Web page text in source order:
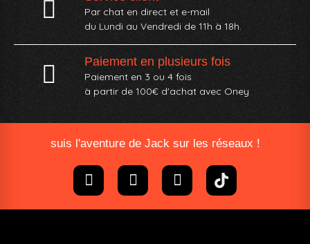
Par chat en direct et e-mail
du Lundi au Vendredi de 11h à 18h.
Paiement en plusieurs fois
Paiement en 3 ou 4 fois
à partir de 100€ d'achat avec Oney​
suis l'aventure de Jack sur les réseaux !